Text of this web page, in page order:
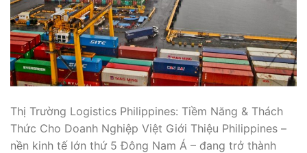
Thị Trường Logistics Philippines: Tiềm Năng & Thách
Thức Cho Doanh Nghiệp Việt Giới Thiệu Philippines –
nền kinh tế lớn thứ 5 Đông Nam Á – đang trở thành